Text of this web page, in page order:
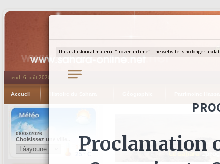
jeudi 6 août 2026
Accueil